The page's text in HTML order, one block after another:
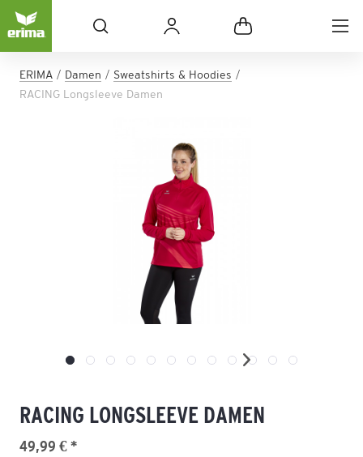
ERIMA Damen
Sweatshirts & Hoodies
RACING Longsleeve Damen
RACING LONGSLEEVE DAMEN
49,99 € *